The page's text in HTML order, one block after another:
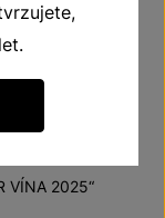
TROPHY 2025“,
VÍNA 2025“